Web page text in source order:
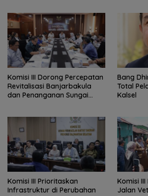
‎Komisi III Dorong Percepatan
Revitalisasi Banjarbakula
dan Penanganan Sungai
‎Bang
Total
Kalsel
‎Komisi III Prioritaskan
Infrastruktur di Perubahan
Komisi
Jalan